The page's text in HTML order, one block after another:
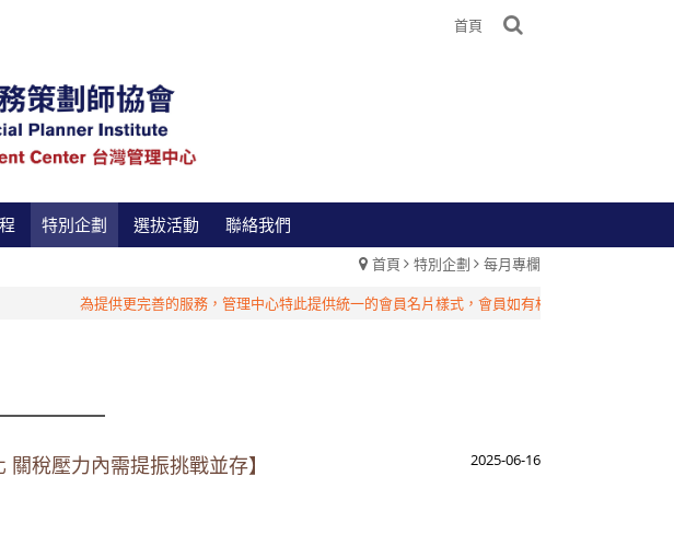
首頁
特別企劃 選拔活動 聯絡我們
首頁 特別企劃
每月專欄
為提供更完善的服務，管理中心特此提供統一的會員名片樣式，會員如有相關需求，請洽台灣管理中
2025-06-16
稅壓力內需提振挑戰並存】